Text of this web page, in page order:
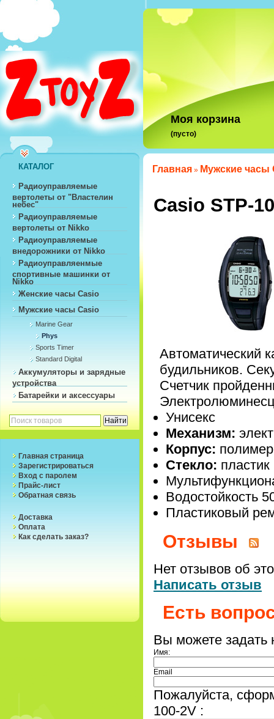
Моя корзина
(пусто)
КАТАЛОГ
Радиоуправляемые
вертолеты от "Властелин
небес"
Радиоуправляемые
вертолеты от Nikko
Радиоуправляемые
внедорожники от Nikko
Радиоуправляенмые
спортивные машинки от
Nikko
Женские часы Casio
Мужские часы Casio
Marine Gear
Phys
Sports Timer
Standard Digital
Аккумуляторы и зарядные
устройства
Батарейки и аксессуары
Главная страница
Зарегистрироваться
Вход с паролем
Прайс-лист
Обратная связь
Доставка
Оплата
Как сделать заказ?
Главная » Мужские часы
Casio STP-
Автоматический
будильников.
Счетчик
Унисекс
Механизм:
Корпус:
Стекло: пластик
Водостойкость
Пластиковый
Отзывы
Нет отзывов об
Написать отзыв
Есть
Вы можете
Имя:
Email
Пожалуйста,
100-2V :